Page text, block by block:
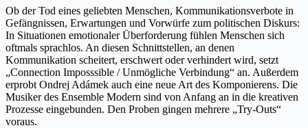
Ob der Tod eines geliebten Menschen, Kommunikationsverbote in
Gefängnissen, Erwartungen und Vorwürfe zum politischen Diskurs:
In Situationen emotionaler Überforderung fühlen Menschen sich
oftmals sprachlos. An diesen Schnittstellen, an denen
Kommunikation scheitert, erschwert oder verhindert wird, setzt
„Connection Imposssible / Unmögliche Verbindung“ an. Außerdem
erprobt Ondrej Adámek auch eine neue Art des Komponierens. Die
Musiker des Ensemble Modern sind von Anfang an in die kreativen
Prozesse eingebunden. Den Proben gingen mehrere „Try-Outs“
voraus.